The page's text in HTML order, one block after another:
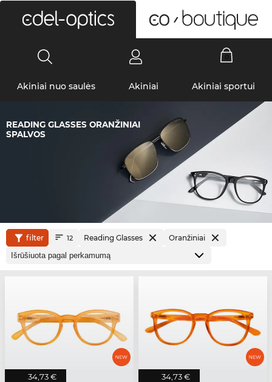
Akiniai nuo saulės Akiniai Akiniai sportui
READING GLASSES ORANŽINIAI
SPALVOS
filter 12 Reading Glasses Oranžiniai
34,73 € 34,73 €